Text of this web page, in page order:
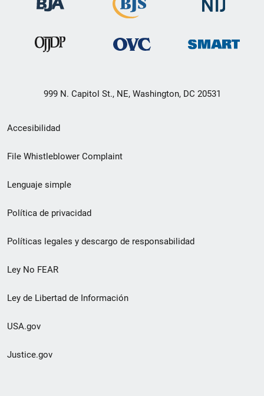
999 N. Capitol St., NE, Washington, DC 20531
Menú
de
de
pie
de
página
Accesibilidad
File Whistleblower Complaint
Lenguaje simple
Política de privacidad
Políticas legales y descargo de responsabilidad
Ley No FEAR
Ley de Libertad de Información
USA.gov
Justice.gov